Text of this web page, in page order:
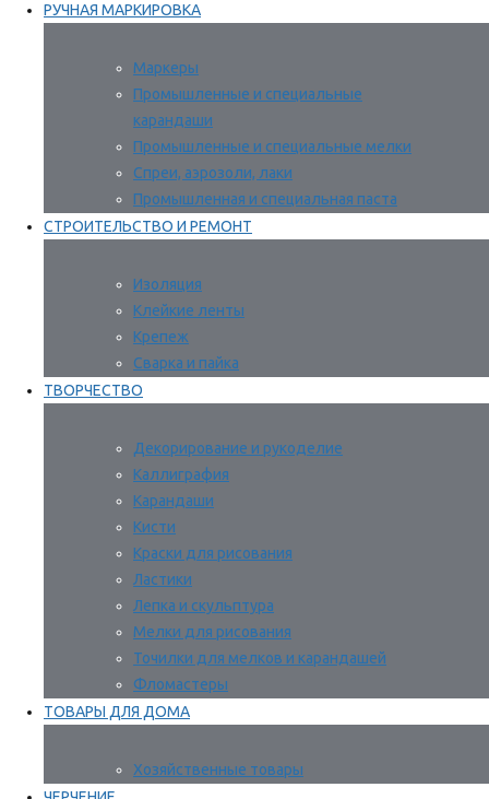
РУЧНАЯ МАРКИРОВКА
Маркеры
Промышленные и специальные
карандаши
Промышленные и специальные мелки
Спреи, аэрозоли, лаки
Промышленная и специальная паста
СТРОИТЕЛЬСТВО И РЕМОНТ
Изоляция
Клейкие ленты
Крепеж
Сварка и пайка
ТВОРЧЕСТВО
Декорирование и рукоделие
Каллиграфия
Карандаши
Кисти
Краски для рисования
Ластики
Лепка и скульптура
Мелки для рисования
Точилки для мелков и карандашей
Фломастеры
ТОВАРЫ ДЛЯ ДОМА
Хозяйственные товары